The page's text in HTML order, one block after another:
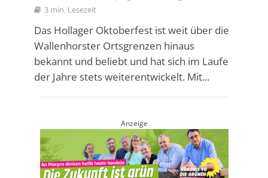
3 min. Lesezeit
Das Hollager Oktoberfest ist weit über die
Wallenhorster Ortsgrenzen hinaus
bekannt und beliebt und hat sich im Laufe
der Jahre stets weiterentwickelt. Mit...
Anzeige